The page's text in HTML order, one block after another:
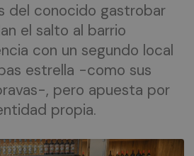
del conocido gastrobar
el salto al barrio
con un segundo local
estrella -como sus
, pero apuesta por
propia.